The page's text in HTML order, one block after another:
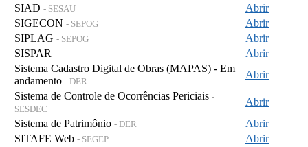
SIAD - SESAU
Abrir
SIGECON - SEPOG
Abrir
SIPLAG - SEPOG
Abrir
SISPAR
Abrir
Sistema Cadastro Digital de Obras (MAPAS) - Em
andamento - DER
Abrir
Sistema de Controle de Ocorrências Periciais -
SESDEC
Abrir
Sistema de Patrimônio - DER
Abrir
SITAFE Web - SEGEP
Abrir